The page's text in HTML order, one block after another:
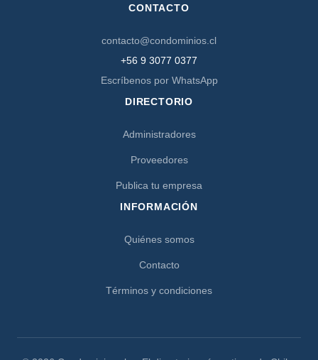
CONTACTO
contacto@condominios.cl
+56 9 3077 0377
Escríbenos por WhatsApp
DIRECTORIO
Administradores
Proveedores
Publica tu empresa
INFORMACIÓN
Quiénes somos
Contacto
Términos y condiciones